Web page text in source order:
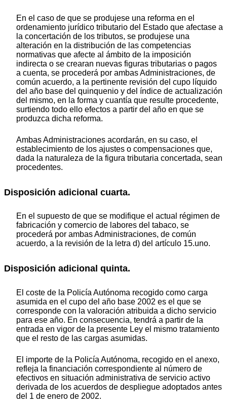
En el caso de que se produjese una reforma en el
ordenamiento jurídico tributario del Estado que afectase a
la concertación de los tributos, se produjese una
alteración en la distribución de las competencias
normativas que afecte al ámbito de la imposición
indirecta o se crearan nuevas figuras tributarias o pagos
a cuenta, se procederá por ambas Administraciones, de
común acuerdo, a la pertinente revisión del cupo líquido
del año base del quinquenio y del índice de actualización
del mismo, en la forma y cuantía que resulte procedente,
surtiendo todo ello efectos a partir del año en que se
produzca dicha reforma.
Ambas Administraciones acordarán, en su caso, el
establecimiento de los ajustes o compensaciones que,
dada la naturaleza de la figura tributaria concertada, sean
procedentes.
Disposición adicional cuarta.
En el supuesto de que se modifique el actual régimen de
fabricación y comercio de labores del tabaco, se
procederá por ambas Administraciones, de común
acuerdo, a la revisión de la letra d) del artículo 15.uno.
Disposición adicional quinta.
El coste de la Policía Autónoma recogido como carga
asumida en el cupo del año base 2002 es el que se
corresponde con la valoración atribuida a dicho servicio
para ese año. En consecuencia, tendrá a partir de la
entrada en vigor de la presente Ley el mismo tratamiento
que el resto de las cargas asumidas.
El importe de la Policía Autónoma, recogido en el anexo,
refleja la financiación correspondiente al número de
efectivos en situación administrativa de servicio activo
derivada de los acuerdos de despliegue adoptados antes
del 1 de enero de 2002.